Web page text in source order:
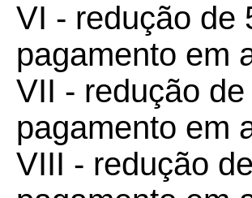
VI - redução de
pagamento em
VII - redução
pagamento em
VIII - redução